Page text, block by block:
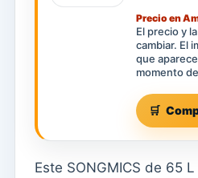
Precio en
El precio y
cambiar. El
que
momento
Este SONGMICS de 65